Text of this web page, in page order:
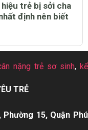
hiệu trẻ bị sởi cha
định nên biết
nặng trẻ sơ sinh, kể
TRẺ
15, Quận Phú